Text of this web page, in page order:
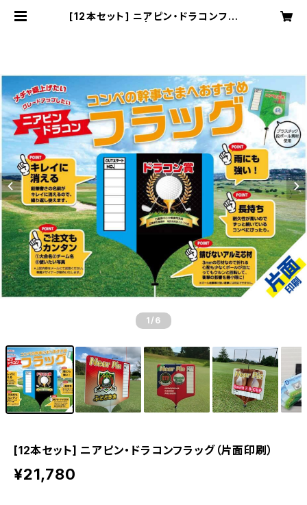
[12本セット] ニアピン・ドラコンフラ
1 /6
[12本セット] ニアピン・ドラコンフラッグ（片面印刷）
¥21,780